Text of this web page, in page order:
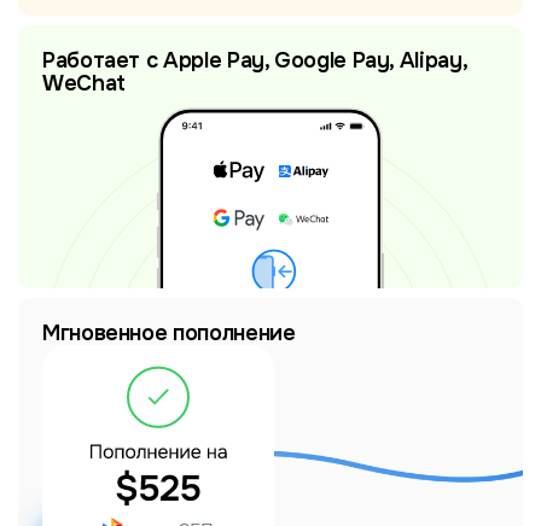
Работает с Apple Pay, Google Pay, Alipay,
WeChat
Мгновенное пополнение